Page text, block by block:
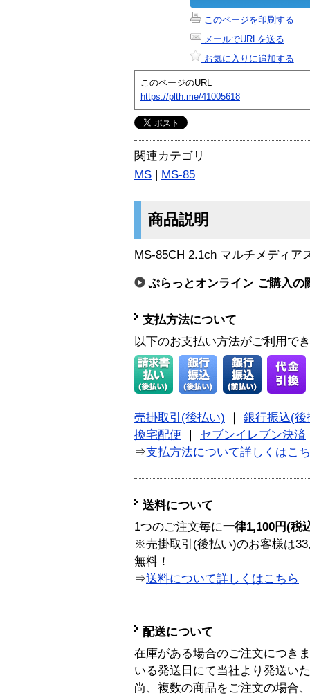
このページを印刷する
メールでURLを送る
お気に入りに追加する
このページのURL
https://plth.me/41005618
関連カテゴリ
MS | MS-85
商品説明
MS-85CH 2.1ch マルチメディア
ぷらっとオンライン ご購入の
支払方法について
以下のお支払い方法がご利用で
売掛取引(後払い)
銀行振込(後
換宅配便
セブンイレブン決済
⇒支払方法について詳しくはこ
送料について
1つのご注文毎に一律1,100円(税
※売掛取引(後払い)のお客様は
無料！
⇒送料について詳しくはこちら
配送について
在庫がある場合のご注文につき
いる発送日にて当社より発送い
尚、複数の商品をご注文の場合